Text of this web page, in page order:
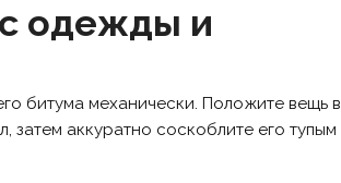
одежды и
битума механически. Положите вещь в
затем аккуратно соскоблите его тупым